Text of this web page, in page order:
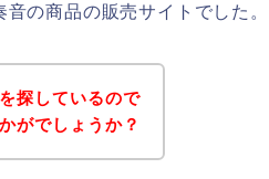
の商品の販売サイトでした。
探しているので
がでしょうか？